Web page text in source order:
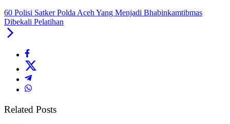
60 Polisi Satker Polda Aceh Yang Menjadi Bhabinkamtibmas
Dibekali Pelatihan
Related Posts